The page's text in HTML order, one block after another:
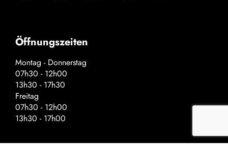
Öffnungszeiten
Montag - Donnerstag
07h30 - 12h00
13h30 - 17h30
Freitag
07h30 - 12h00
13h30 - 17h00